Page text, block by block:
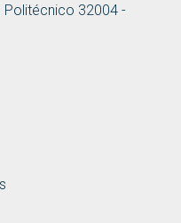
Politécnico 32004 -